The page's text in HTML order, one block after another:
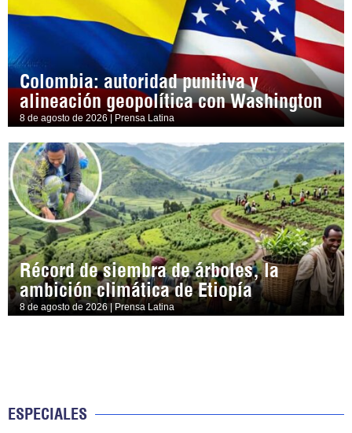
Colombia: autoridad punitiva y
alineación geopolítica con Washington
8 de agosto de 2026 | Prensa Latina
Récord de siembra de árboles, la
ambición climática de Etiopía
8 de agosto de 2026 | Prensa Latina
ESPECIALES